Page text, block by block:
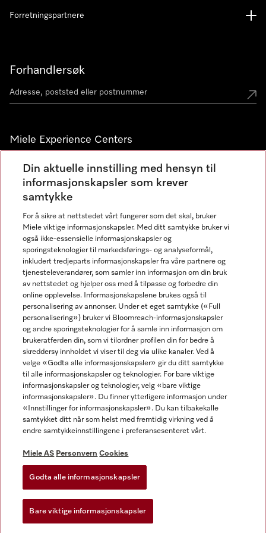
Forhandlersøk
Miele Experience Centers
Miele Experience Center Nesbru
Miele Outlet Nesbru
Nyhetsbrev
Forretningspartnere
Miele AS
Vilkår og betingelser
Vilkår for bruk
Miele tilgjengelighetserklæring
Miele på Facebook
Miele på Youtube
Miele på Instagram
Din aktuelle innstilling med hensyn til
informasjonskapsler som krever
samtykke
For å sikre at nettstedet vårt fungerer som det skal, bruker
Miele viktige informasjonskapsler. Med ditt samtykke bruker vi
også ikke-essensielle informasjonskapsler og
sporingsteknologier til markedsførings- og analyseformål,
inkludert tredjeparts informasjonskapsler fra våre partnere og
tjenesteleverandører, som samler inn informasjon om din bruk
av nettstedet og hjelper oss med å tilpasse og forbedre din
online opplevelse. Informasjonskapslene brukes også til
personalisering av annonser. Under et eget samtykke («Full
personalisering») bruker vi Bloomreach-informasjonskapsler
og andre sporingsteknologier for å samle inn informasjon om
brukeratferden din, som vi tilordner profilen din for bedre å
skreddersy innholdet vi viser til deg via ulike kanaler. Ved å
velge «Godta alle informasjonskapsler» gir du ditt samtykke
til alle informasjonskapsler og teknologier. For bare viktige
informasjonskapsler og teknologier, velg «bare viktige
informasjonskapsler». Du finner ytterligere informasjon under
«Innstillinger for informasjonskapsler». Du kan tilbakekalle
samtykket ditt når som helst med fremtidig virkning ved å
endre samtykkeinnstillingene i preferansesenteret vårt.
Miele AS Personvern Cookies
Godta alle informasjonskapsler
Bare viktige informasjonskapsler